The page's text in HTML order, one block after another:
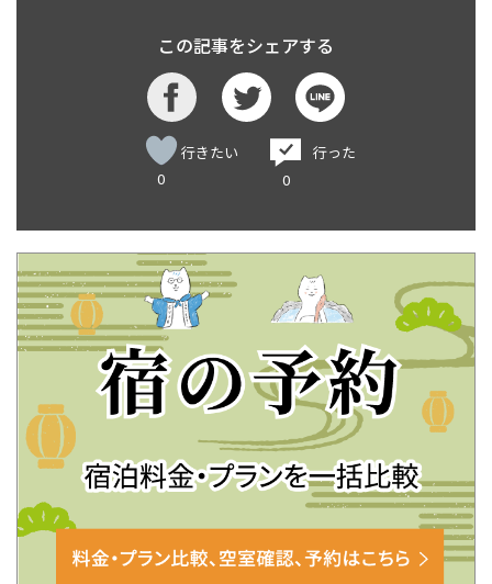
この記事をシェアする
0
行きたい
行った
0